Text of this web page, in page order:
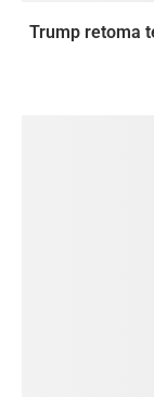
Trump retoma